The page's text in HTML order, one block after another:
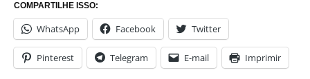
COMPARTILHE ISSO:
WhatsApp Facebook Twitter
Pinterest Telegram E-mail Imprimir